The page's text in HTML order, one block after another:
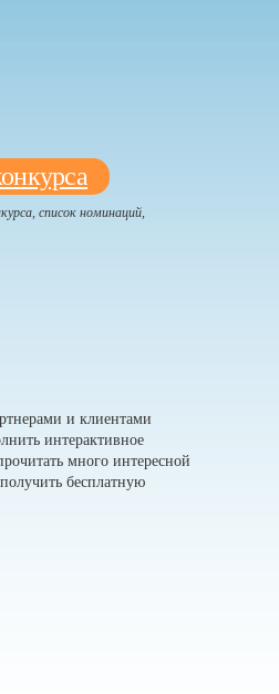
список номинаций,
и клиентами
интерактивное
много интересной
бесплатную